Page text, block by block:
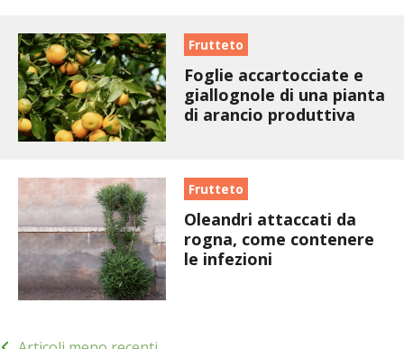
THERMACELL
TAP TRAP
ANIMALI UMANI E NON UMANI
IL MIO 2025
COLTIVARE L’OLIVO
Frutteto
Foglie accartocciate e
giallognole di una pianta
di arancio produttiva
Frutteto
Oleandri attaccati da
rogna, come contenere
le infezioni